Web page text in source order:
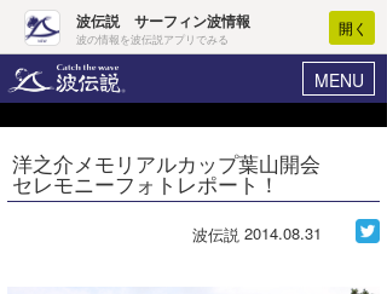
波伝説 サーフィン波情報
波の情報を波伝説アプリでみる
開く
MENU
ヘルプ マイホーム
ログイン
洋之介メモリアルカップ葉山開会
セレモニーフォトレポート！
波伝説 2014.08.31
Core Surf Japan